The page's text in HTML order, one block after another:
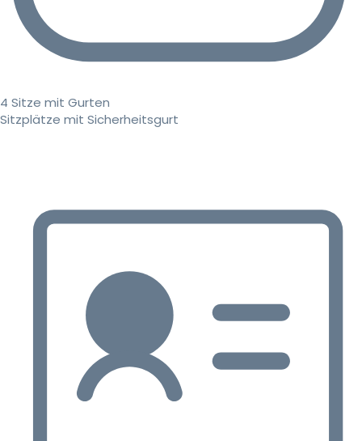
4 Sitze mit Gurten
Sitzplätze mit Sicherheitsgurt